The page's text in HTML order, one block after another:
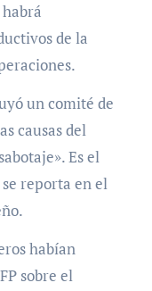
de la
un comité de
causas del
Es el
reporta en el
habían
sobre el